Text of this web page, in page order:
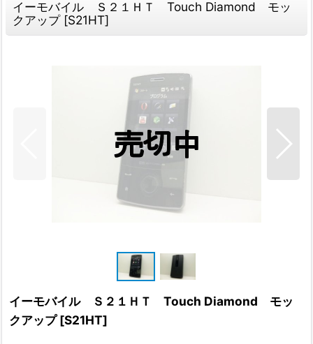
イーモバイル Ｓ２１ＨＴ Touch Diamond モッ
クアップ [S21HT]
イーモバイル Ｓ２１ＨＴ Touch Diamond モッ
クアップ [S21HT]